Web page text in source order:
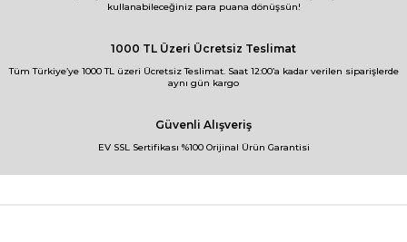
kullanabileceğiniz para puana dönüşsün!
1000 TL Üzeri Ücretsiz Teslimat
Tüm Türkiye’ye 1000 TL üzeri Ücretsiz Teslimat. Saat 12:00’a kadar verilen siparişlerde
aynı gün kargo
Güvenli Alışveriş
EV SSL Sertifikası %100 Orijinal Ürün Garantisi